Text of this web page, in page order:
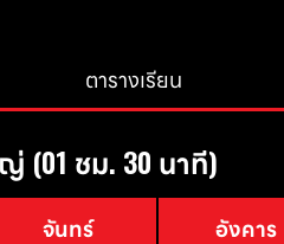
ตารางเรียน
(01 ชม. 30 นาที)
จันทร์ อังคาร